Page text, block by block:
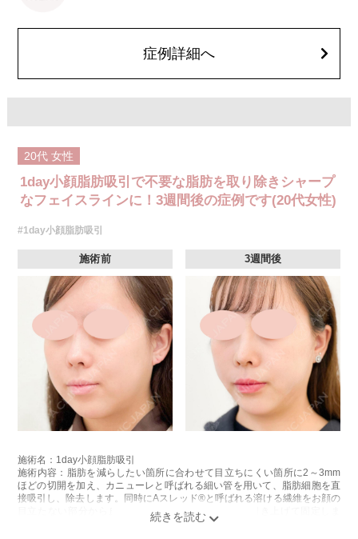
顔の脂肪吸引箇所の追加 1ヶ所ごと+162,800円(税込)
オプション：笑気麻酔 3,300円(税込)
症例詳細へ
20代 女性
1day小顔脂肪吸引で不要な脂肪を取り除きシャープ
なフェイスラインに！3週間後の症例です(20代女性)
#1day小顔脂肪吸引
施術前 3週間後
施術名：1day小顔脂肪吸引
施術内容：脂肪を減らしたい箇所に合わせて目立ちにくい箇所に2～3mm
ほどの切開を加え、カニューレと呼ばれる細い管を用いて、脂肪細胞を直
接吸引し、除去します。同時にAスレッド®と呼ばれる溶ける繊維をお顔の
目立たない部分から皮下へ挿入し、皮膚を内側から引き上げて固定しま